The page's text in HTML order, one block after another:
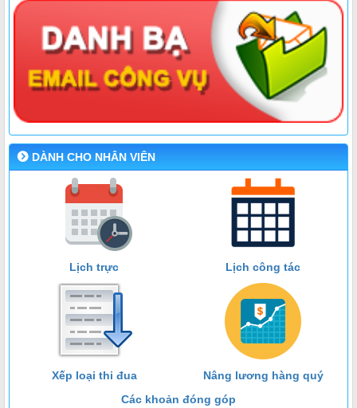
DÀNH CHO NHÂN VIÊN
Lịch trực Lịch công tác
Xếp loại thi đua
Nâng lương hàng quý
Các khoản đóng góp